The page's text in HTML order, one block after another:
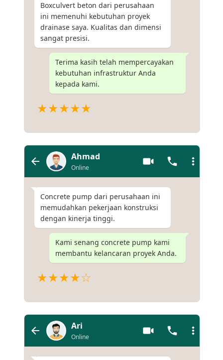
Boxculvert beton dari perusahaan
ini memenuhi kebutuhan proyek
drainase saya. Kualitas dan dimensi
sangat presisi.
Terima kasih telah mempercayakan
kebutuhan infrastruktur Anda
kepada kami.
★★★★★
Ahmad
Online
Concrete pump dari perusahaan ini
memudahkan pekerjaan konstruksi
dengan kinerja tinggi.
Kami senang concrete pump kami
membantu kelancaran proyek Anda.
★★★★☆
Ari
Online